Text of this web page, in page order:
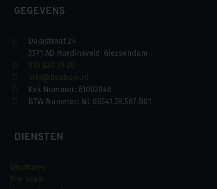
GEGEVENS
Damstraat 24
3371 AD Hardinxveld-Giessendam
010 820 29 20
info@beobom.nl
Kvk Nummer: 61002046
BTW Nummer: NL 08541.59.587.B01
DIENSTEN
Vacatures
Pre-scan